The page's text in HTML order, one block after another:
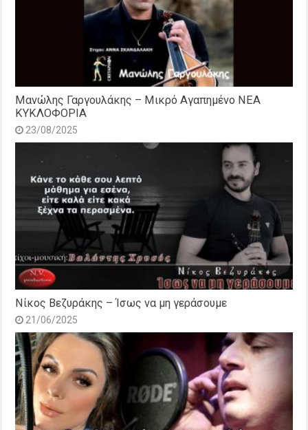
Μανώλης Γαργουλάκης – Μικρό Αγαπημένο NEΑ
ΚΥΚΛΟΦΟΡΙΑ
23/08/2025
Νίκος Βεζυράκης – Ίσως να μη γεράσουμε
21/06/2025